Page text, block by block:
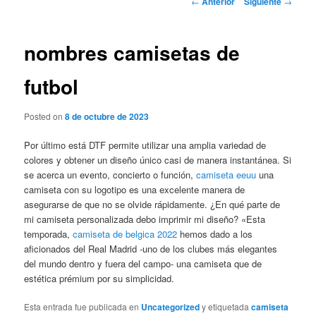
nombres camisetas de
futbol
Posted on8 de octubre de 2023
Por último está DTF permite utilizar una amplia variedad de
colores y obtener un diseño único casi de manera instantánea. Si
se acerca un evento, concierto o función,camiseta eeuu una
camiseta con su logotipo es una excelente manera de
asegurarse de que no se olvide rápidamente. ¿En qué parte de
mi camiseta personalizada debo imprimir mi diseño? «Esta
temporada,camiseta de belgica 2022 hemos dado a los
aficionados del Real Madrid -uno de los clubes más elegantes
del mundo dentro y fuera del campo- una camiseta que de
estética prémium por su simplicidad.
Esta entrada fue publicada en Uncategorizedy etiquetadacamiseta